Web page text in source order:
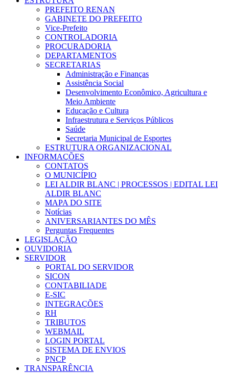
PREFEITO RENAN
GABINETE DO PREFEITO
Vice-Prefeito
CONTROLADORIA
PROCURADORIA
DEPARTAMENTOS
SECRETARIAS
Administração e Finanças
Assistência Social
Desenvolvimento Econômico, Agricultura e
Meio Ambiente
Educação e Cultura
Infraestrutura e Serviços Públicos
Saúde
Secretaria Municipal de Esportes
ESTRUTURA ORGANIZACIONAL
INFORMAÇÕES
CONTATOS
O MUNICÍPIO
LEI ALDIR BLANC | PROCESSOS | EDITAL LEI
ALDIR BLANC
MAPA DO SITE
Notícias
ANIVERSARIANTES DO MÊS
Perguntas Frequentes
LEGISLAÇÃO
OUVIDORIA
SERVIDOR
PORTAL DO SERVIDOR
SICON
CONTABILIADE
E-SIC
INTEGRAÇÕES
RH
TRIBUTOS
WEBMAIL
LOGIN PORTAL
SISTEMA DE ENVIOS
PNCP
TRANSPARÊNCIA